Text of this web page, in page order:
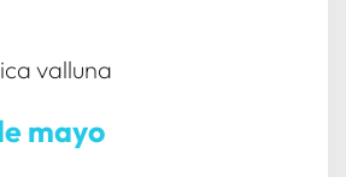
valluna
mayo